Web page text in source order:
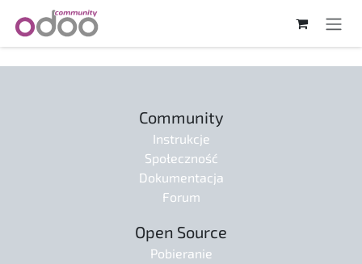
Skip to Content
Community
Instrukcje
Społeczność
Dokumentacja
Forum
Open Source
Pobieranie